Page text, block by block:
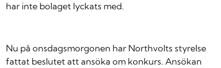
har inte bolaget lyckats med.
Nu på onsdagsmorgonen har Northvolts styrelse
fattat beslutet att ansöka om konkurs. Ansökan